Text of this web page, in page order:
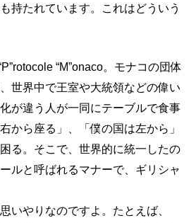
持たれています。これはどういう
“M”onaco。モナコの団体
世界中で王室や大統領などの偉い
が違う人が一同にテーブルで食事
から座る」、「僕の国は左から」
る。そこで、世界的に統一したの
ルと呼ばれるマナーで、ギリシャ
いやりなのですよ。たとえば、